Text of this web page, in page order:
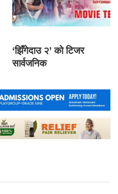
‘झिँगेदाउ २’ को टिजर
सार्वजनिक